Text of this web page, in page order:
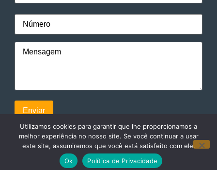
© 2024. Todos direitos reservados a Faculdade Eleven
Utilizamos cookies para garantir que lhe proporcionamos a
melhor experiência no nosso site. Se você continuar a usar
este site, assumiremos que você está satisfeito com ele.
Ok
Política de Privacidade